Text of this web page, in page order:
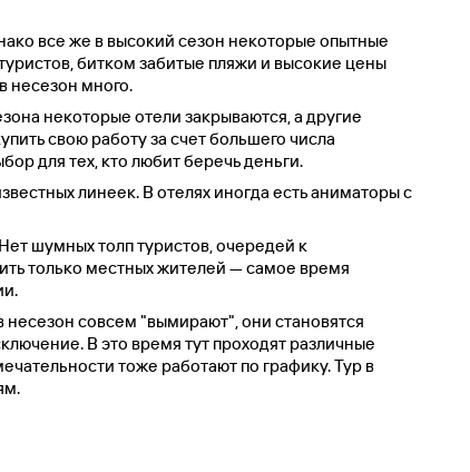
все же в высокий сезон некоторые опытные
битком забитые пляжи и высокие цены
несезон много.
некоторые отели закрываются, а другие
свою работу за счет большего числа
для тех, кто любит беречь деньги.
линеек. В отелях иногда есть аниматоры с
шумных толп туристов, очередей к
только местных жителей — самое время
несезон совсем "вымирают", они становятся
В это время тут проходят различные
тоже работают по графику. Тур в